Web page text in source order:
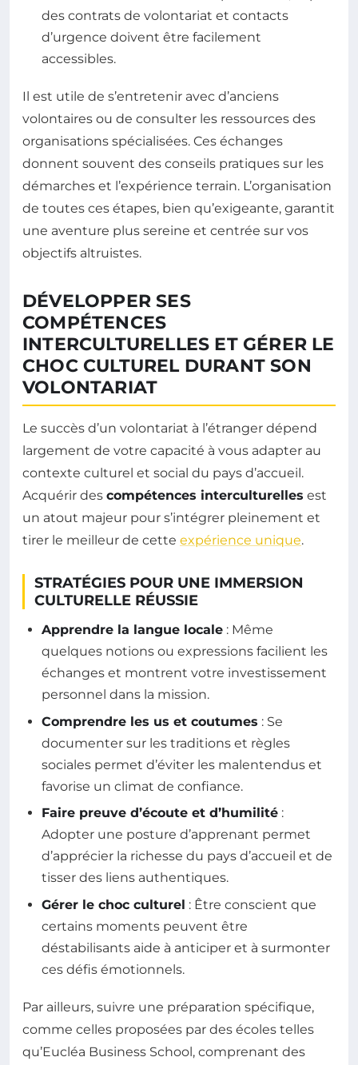
des contrats de volontariat et contacts
d’urgence doivent être facilement
accessibles.
Il est utile de s’entretenir avec d’anciens
volontaires ou de consulter les ressources des
organisations spécialisées. Ces échanges
donnent souvent des conseils pratiques sur les
démarches et l’expérience terrain. L’organisation
de toutes ces étapes, bien qu’exigeante, garantit
une aventure plus sereine et centrée sur vos
objectifs altruistes.
DÉVELOPPER SES
COMPÉTENCES
INTERCULTURELLES ET GÉRER LE
CHOC CULTUREL DURANT SON
VOLONTARIAT
Le succès d’un volontariat à l’étranger dépend
largement de votre capacité à vous adapter au
contexte culturel et social du pays d’accueil.
Acquérir des compétences interculturelles est
un atout majeur pour s’intégrer pleinement et
tirer le meilleur de cette expérience unique.
STRATÉGIES POUR UNE IMMERSION
CULTURELLE RÉUSSIE
Apprendre la langue locale : Même
quelques notions ou expressions facilient les
échanges et montrent votre investissement
personnel dans la mission.
Comprendre les us et coutumes : Se
documenter sur les traditions et règles
sociales permet d’éviter les malentendus et
favorise un climat de confiance.
Faire preuve d’écoute et d’humilité :
Adopter une posture d’apprenant permet
d’apprécier la richesse du pays d’accueil et de
tisser des liens authentiques.
Gérer le choc culturel : Être conscient que
certains moments peuvent être
déstabilisants aide à anticiper et à surmonter
ces défis émotionnels.
Par ailleurs, suivre une préparation spécifique,
comme celles proposées par des écoles telles
qu’Eucléa Business School, comprenant des